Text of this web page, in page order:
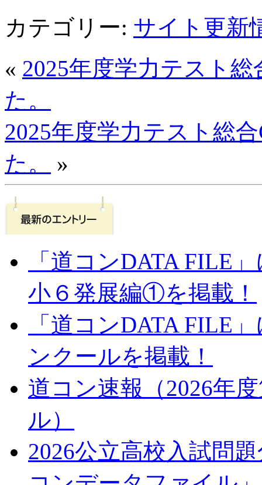
カテゴリー: サイト更新
« 2025年度学力テスト
た。
2025年度学力テスト総
た。
»
「道コンDATA FILE
小６発展編①を掲載！
「道コンDATA FILE
ンクールを掲載！
道コン速報（2026年
ル）
2026公立高校入試問